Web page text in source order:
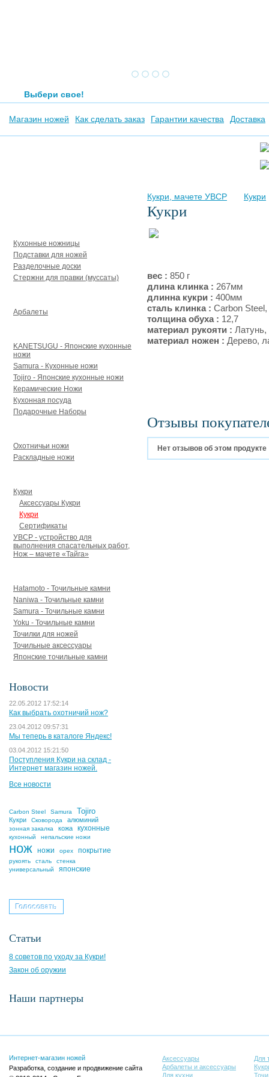
Выбери свое!
Магазин ножей Как сделать заказ Гарантии качества Доставка
Кухонные ножницы
Подставки для ножей
Разделочные доски
Стержни для правки (муссаты)
Арбалеты
KANETSUGU - Японские кухонные
ножи
Samura - Кухонные ножи
Tojiro - Японские кухонные ножи
Керамические Ножи
Кухонная посуда
Подарочные Наборы
Охотничьи ножи
Раскладные ножи
Кукри
Аксессуары Кукри
Кукри
Сертификаты
УВСР - устройство для
выполнения спасательных работ,
Нож – мачете «Тайга»
Hatamoto - Точильные камни
Naniwa - Точильные камни
Samura - Точильные камни
Yoku - Точильные камни
Точилки для ножей
Точильные аксессуары
Японские точильные камни
Новости
22.05.2012 17:52:14
Как выбрать охотничий нож?
23.04.2012 09:57:31
Мы теперь в каталоге Яндекс!
03.04.2012 15:21:50
Поступления Кукри на склад -
Интернет магазин ножей.
Все новости
Carbon Steel Samura Tojiro
Кукри Сковорода алюминий
зонная закалка кожа кухонные
кухонный непальские ножи
нож ножи орех покрытие
рукоять сталь
стенка
универсальный
японские
Статьи
8 советов по уходу за Кукри!
Закон об оружии
Наши партнеры
Кукри, мачете УВСР Кукри
Кукри
вес : 850 г
длина клинка : 267мм
длинна кукри : 400мм
сталь клинка : Carbon Steel,
толщина обуха : 12,7
материал рукояти : Латунь,
материал ножен : Дерево,
Отзывы
Нет отзывов об этом продукте
Интернет-магазин ножей
Разработка, создание и продвижение сайта
Аксессуары
Арбалеты и аксессуары
Для кухни
Для